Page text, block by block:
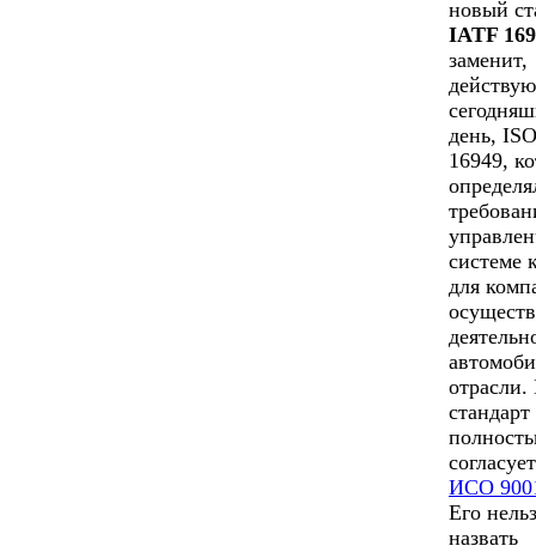
новый
IATF
заменит,
день,
16949,
системе
для
стандарт
ИСО
Его
назвать